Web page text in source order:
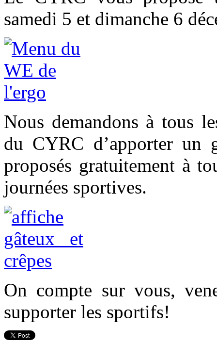
samedi 5 et dimanche 6
Nous demandons à tous
du CYRC d’apporter un
proposés gratuitement à
journées sportives.
On compte sur vous,
supporter les sportifs!